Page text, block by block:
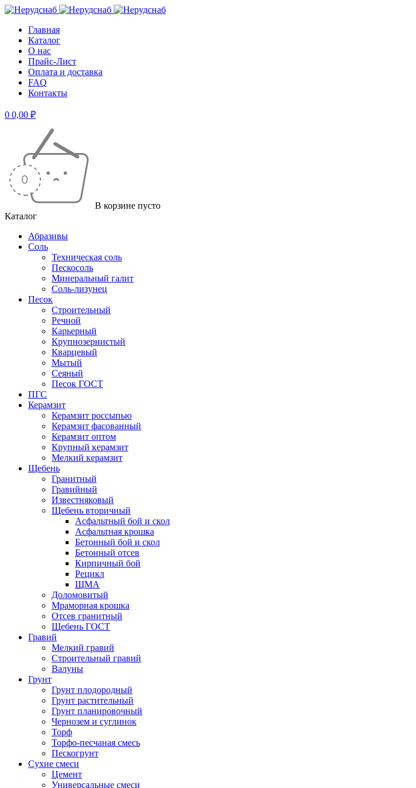
Главная
Каталог
О нас
Прайс-Лист
Оплата и доставка
FAQ
Контакты
0 0,00 ₽
В корзине пусто
Каталог
Абразивы
Соль
Техническая соль
Пескосоль
Минеральный галит
Соль-лизунец
Песок
Строительный
Речной
Карьерный
Крупнозернистый
Кварцевый
Мытый
Сеяный
Песок ГОСТ
ПГС
Керамзит
Керамзит россыпью
Керамзит фасованный
Керамзит оптом
Крупный керамзит
Мелкий керамзит
Щебень
Гранитный
Гравийный
Известняковый
Щебень вторичный
Асфальтный бой и скол
Асфальтная крошка
Бетонный бой и скол
Бетонный отсев
Кирпичный бой
Рецикл
ЩМА
Доломовитый
Мраморная крошка
Отсев гранитный
Щебень ГОСТ
Гравий
Мелкий гравий
Строительный гравий
Валуны
Грунт
Грунт плодородный
Грунт растительный
Грунт планировочный
Чернозем и суглинок
Торф
Торфо-песчаная смесь
Пескогрунт
Сухие смеси
Цемент
Универсальные смеси